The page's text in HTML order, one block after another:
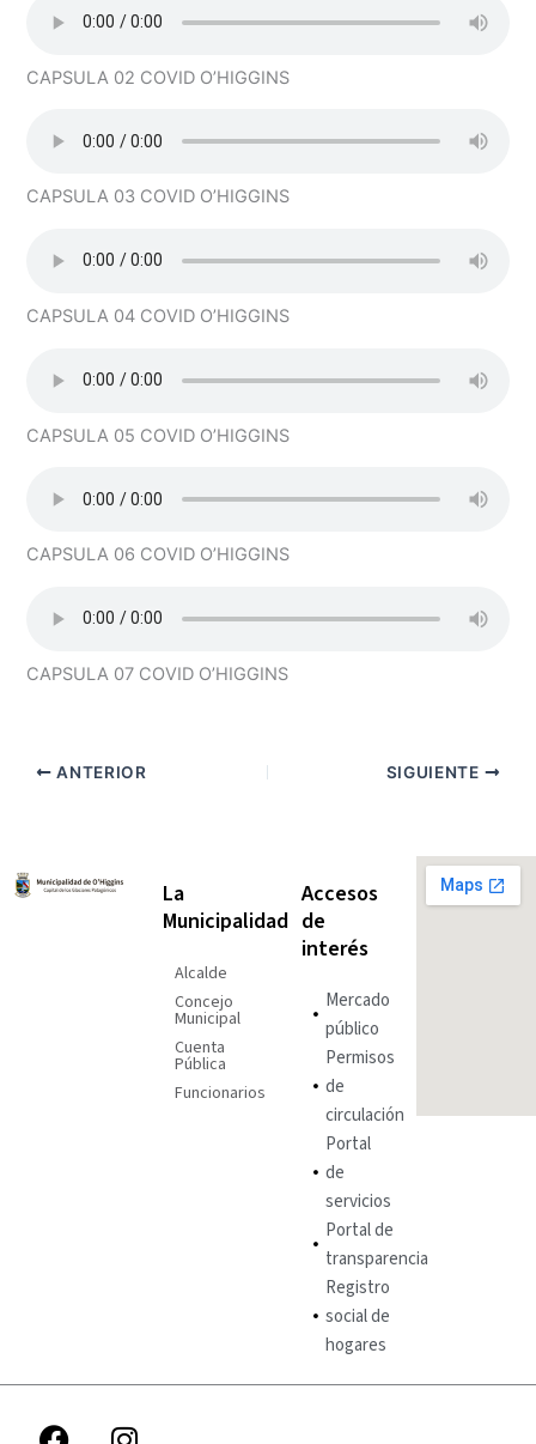
CAPSULA 02 COVID O’HIGGINS
CAPSULA 03 COVID O’HIGGINS
CAPSULA 04 COVID O’HIGGINS
CAPSULA 05 COVID O’HIGGINS
CAPSULA 06 COVID O’HIGGINS
CAPSULA 07 COVID O’HIGGINS
ANTERIOR SIGUIENTE
La
Municipalidad
Alcalde
Concejo
Municipal
Cuenta
Pública
Funcionarios
Accesos
de
interés
Mercado
público
Permisos
de
circulación
Portal
de
servicios
Portal de
transparencia
Registro
social de
hogares
F
I